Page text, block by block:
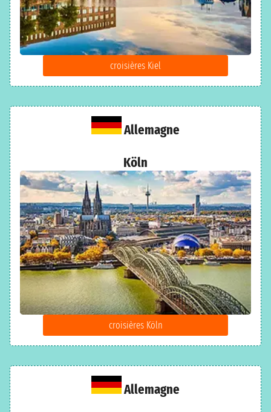
croisières Kiel
Allemagne
Köln
croisières Köln
Allemagne